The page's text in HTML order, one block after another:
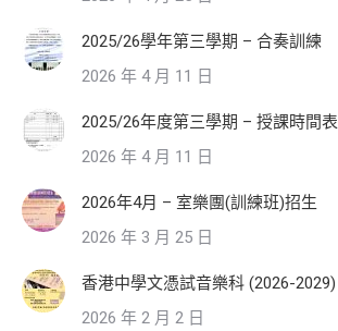
2025/26學年第三學期 – 合奏訓練
2026 年 4 月 11 日
2025/26年度第三學期 – 授課時間表
2026 年 4 月 11 日
2026年4月 – 室樂團(訓練班)招生
2026 年 3 月 25 日
香港中學文憑試音樂科 (2026-2029)
2026 年 2 月 2 日